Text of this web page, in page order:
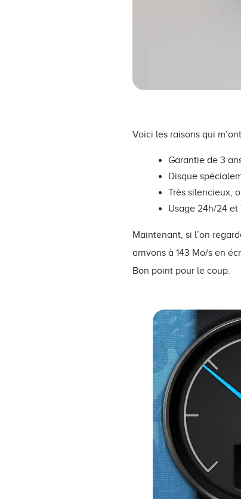
Voici les raisons qui
Garantie de 3
Disque
Très silencieux,
Usage 24h/24 et
Maintenant, si l’on
arrivons à 143 Mo/s en
Bon point pour le coup.